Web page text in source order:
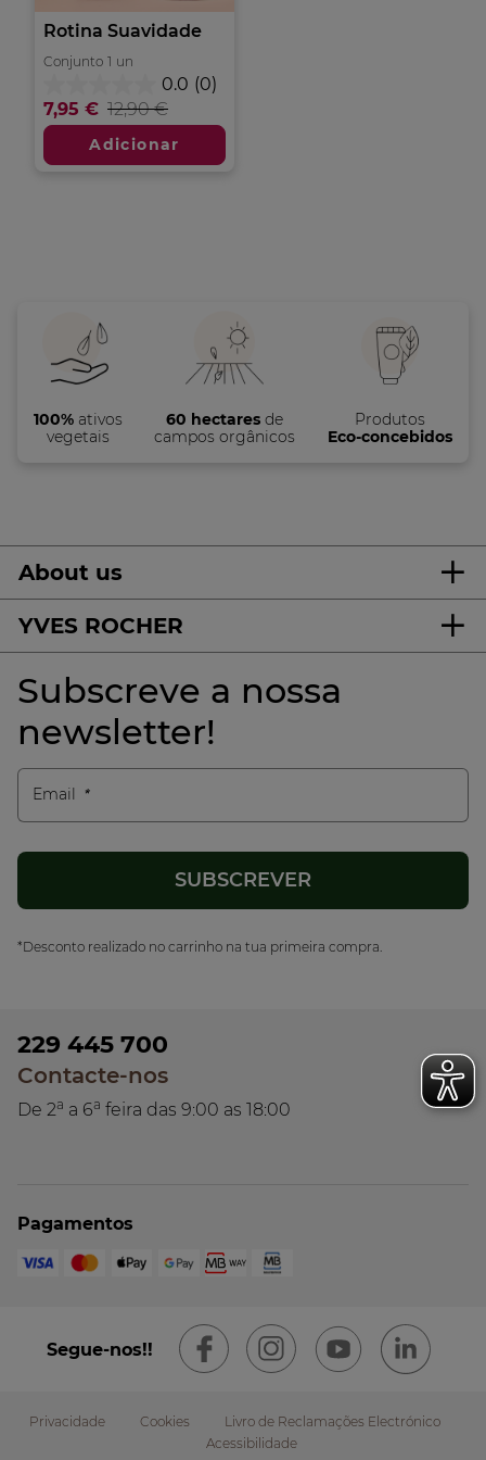
Rotina Suavidade
Conjunto 1 un
0.0 (0)
em
5
estrelas.
7,95 € 12,90 €
Adicionar
100%ativos
vegetais
60 hectares de
campos orgânicos
Produtos
Eco-concebidos
About us
YVES ROCHER
Subscreve a nossa
newsletter!
Email
*Desconto realizado no carrinho na tua primeira compra.
229 445 700
Contacte-nos
De 2a a 6a feira das 9:00 as 18:00
Pagamentos
Segue-nos!!
Privacidade Cookies
Livro de Reclamações Electrónico
Acessibilidade